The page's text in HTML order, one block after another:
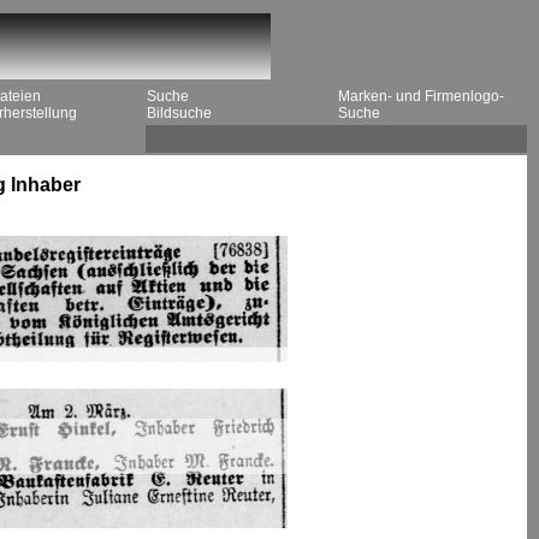
Suche
Bildsuche
Marken- und Firmenlogo-
Suche
Inhaber